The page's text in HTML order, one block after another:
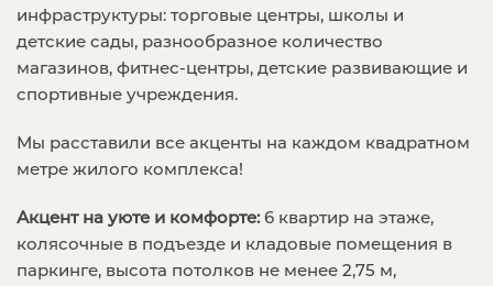
инфраструктуры: торговые центры, школы и
детские сады, разнообразное количество
магазинов, фитнес-центры, детские развивающие и
спортивные учреждения.
Мы расставили все акценты на каждом квадратном
метре жилого комплекса!
Акцент на уюте и комфорте:6 квартир на этаже,
колясочные в подъезде и кладовые помещения в
паркинге, высота потолков не менее 2,75 м,